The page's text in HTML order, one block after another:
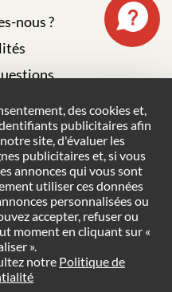
nous ?
site
de vente
cookies
des cookies et,
publicitaires afin
site, d'évaluer les
publicitaires et, si vous
annonces qui vous sont
utiliser ces données
personnalisées ou
accepter, refuser ou
moment en cliquant sur «
».
notre Politique de